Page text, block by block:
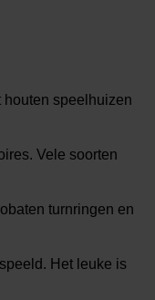
houten speelhuizen
Vele soorten
turnringen en
Het leuke is